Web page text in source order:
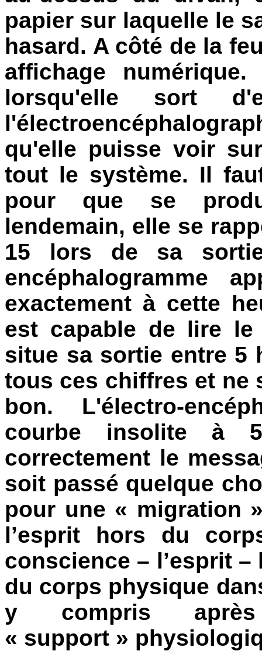
papier sur laquelle le
hasard. A côté de la
affichage
lorsqu'elle sort
qu'elle puisse voir
tout le système. Il
pour que se
lendemain, elle se
15 lors de sa
encéphalogramme
exactement à cette
est capable de lire
situe sa sortie entre 5
tous ces chiffres et ne
bon. L'électro-
courbe insolite à
correctement le
soit passé quelque
pour une « migration
l’esprit hors du
conscience – l’esprit –
du corps physique
y compris
« support »